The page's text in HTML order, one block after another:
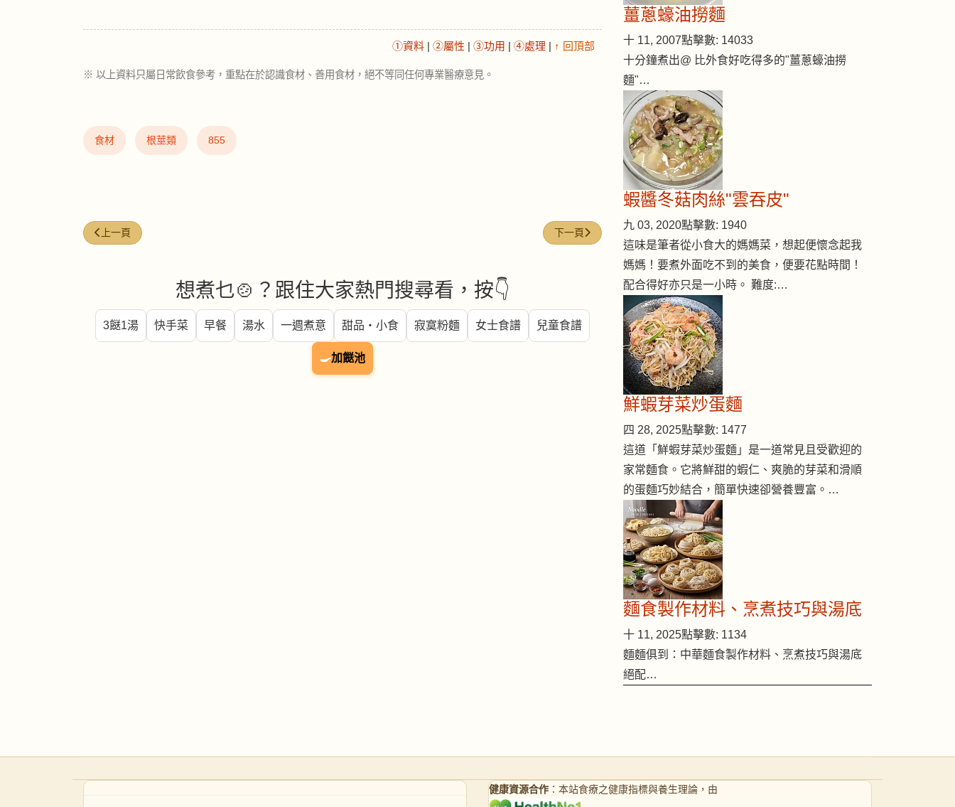
①資料 | ②屬性 | ③功用 | ④處理 | ↑ 回頂部
※ 以上資料只屬日常飲食參考，重點在於認識食材、善用食材，絕不等同任何專業醫療意見。
食材 根莖類 855
上一篇文章: 花甲（花蛤） (manila clam)
上一頁 下一篇文章: 麥皮 (Oats)
下一頁
想煮乜🍲？跟住大家熱門搜尋看，按👇
3餸1湯 快手菜 早餐 湯水 一週煮意 甜品・小食 寂寞粉麵 女士食譜 兒童食譜
🍳加餸池
薑蔥蠔油撈麵
十 11, 2007點擊數: 14033
十分鐘煮出@ 比外食好吃得多的"薑蔥蠔油撈
麵"…
蝦醬冬菇肉絲"雲吞皮"
九 03, 2020點擊數: 1940
這味是筆者從小食大的媽媽菜，想起便懷念起我
媽媽！要煮外面吃不到的美食，便要花點時間！
配合得好亦只是一小時。 難度:…
鮮蝦芽菜炒蛋麵
四 28, 2025點擊數: 1477
這道「鮮蝦芽菜炒蛋麵」是一道常見且受歡迎的
家常麵食。它將鮮甜的蝦仁、爽脆的芽菜和滑順
的蛋麵巧妙結合，簡單快速卻營養豐富。…
麵食製作材料、烹煮技巧與湯底
十 11, 2025點擊數: 1134
麵麵俱到：中華麵食製作材料、烹煮技巧與湯底
絕配…
健康資源合作 ：本站食療之健康指標與養生理論，由